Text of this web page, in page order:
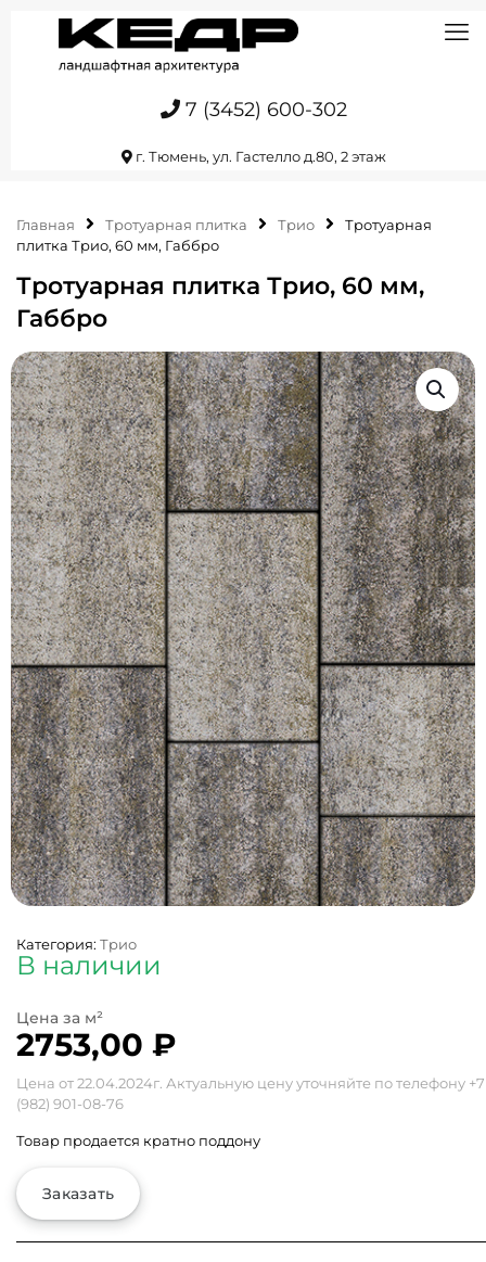
7 (3452) 600-302
г. Тюмень, ул. Гастелло д.80, 2 этаж
Главная Тротуарная плитка Трио
Тротуарная
плитка Трио, 60 мм, Габбро
Тротуарная плитка Трио, 60 мм,
Габбро
Категория: Трио
В наличии
2753,00 ₽
Цена от 22.04.2024г. Актуальную цену уточняйте по телефону +7
(982) 901-08-76
Товар продается кратно поддону
Заказать